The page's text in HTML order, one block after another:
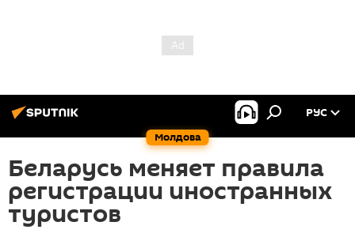
Молдова
РУС
Беларусь меняет правила
регистрации иностранных
туристов